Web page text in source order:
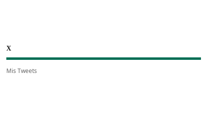
X
Mis Tweets